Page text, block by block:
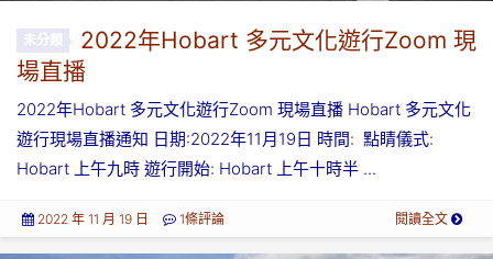
未分類
2022年Hobart 多元文化遊行Zoom 現
場直播
2022年Hobart 多元文化遊行Zoom 現場直播 Hobart 多元文化
遊行現場直播通知 日期:2022年11月19日 時間: 點睛儀式:
Hobart 上午九時 遊行開始: Hobart 上午十時半 ...
2022 年 11 月 19 日 1條評論 閱讀全文